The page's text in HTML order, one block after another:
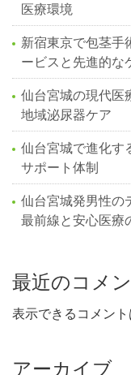
医療環境
新宿東京で包茎手
ービスと先進的な
仙台宮城の現代医
地域泌尿器ケア
仙台宮城で進化す
サポート体制
仙台宮城発男性の
最前線と安心医療
最近のコメ
表示できるコメント
アーカイブ